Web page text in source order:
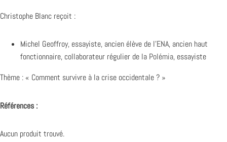
Christophe Blanc reçoit :
Michel Geoffroy, essayiste, ancien élève de l’ENA, ancien haut
fonctionnaire, collaborateur régulier de la Polémia, essayiste
Thème : « Comment survivre à la crise occidentale ? »
Références :
Aucun produit trouvé.